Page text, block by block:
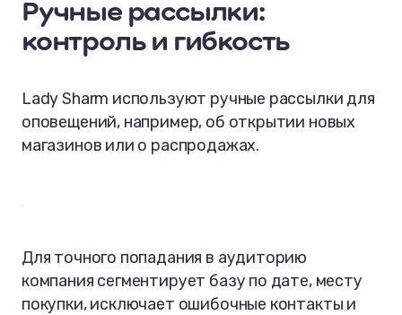
Ручные рассылки:
контроль и гибкость
Lady Sharm используют ручные рассылки для
оповещений, например, об открытии новых
магазинов или о распродажах.
Для точного попадания в аудиторию
компания сегментирует базу по дате, месту
покупки, исключает ошибочные контакты и